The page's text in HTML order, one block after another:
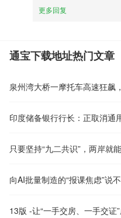
更多回复
通宝下载地址热门文章
向AI批量制造的“报课焦虑”说不